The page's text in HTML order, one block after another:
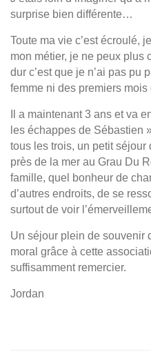
surprise bien différente…
Toute ma vie c’est écroulé,
mon métier, je ne peux plus
dur c’est que je n’ai pas pu
femme ni des premiers
Il a maintenant 3 ans et va
les échappes de Sébastien
tous les trois, un petit
près de la mer au Grau Du
famille, quel bonheur de
d’autres endroits, de se
surtout de voir
Un séjour plein de souvenir
moral grâce à cette
suffisamment remercier.
Jordan